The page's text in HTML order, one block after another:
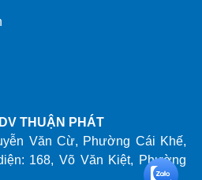
THUẬN PHÁT
Văn Cừ, Phường Cái Khế,
168, Võ Văn Kiệt, Phường